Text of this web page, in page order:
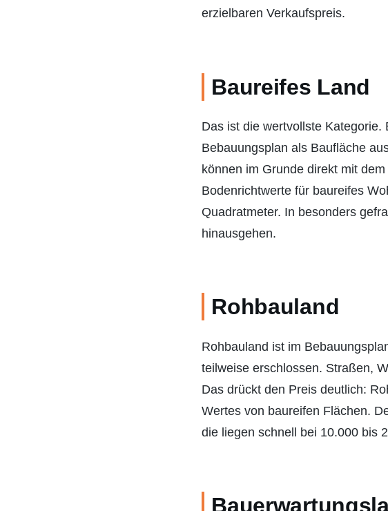
erzielbaren Verkaufspreis.
Baureifes Land
Das ist die wertvollste
Bebauungsplan als Baufläche
können im Grunde direkt mit
Bodenrichtwerte für baureifes
Quadratmeter. In besonders
hinausgehen.
Rohbauland
Rohbauland ist im
teilweise erschlossen. Straßen,
Das drückt den Preis deutlich:
Wertes von baureifen Flächen.
die liegen schnell bei 10.000 bis